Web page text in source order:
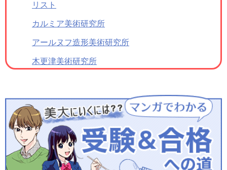
リスト
カルミア美術研究所
アールヌフ造形美術研究所
木更津美術研究所